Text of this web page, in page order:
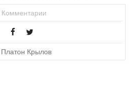
Комментарии
Платон Крылов